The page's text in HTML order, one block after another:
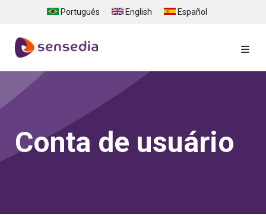
Pular para o conteúdo principal
Português English Español
Sensedia API Portal
Entrar
Conta de usuário